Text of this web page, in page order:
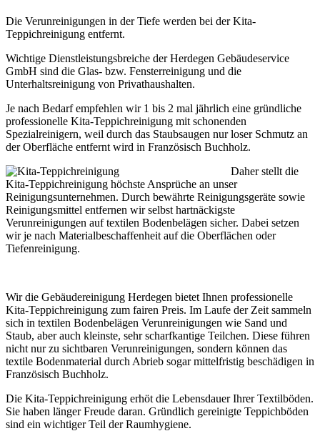
Die Verunreinigungen in der Tiefe werden bei der Kita-
Teppichreinigung entfernt.
Wichtige Dienstleistungsbreiche der Herdegen Gebäudeservice
GmbH sind die Glas- bzw. Fensterreinigung und die
Unterhaltsreinigung von Privathaushalten.
Je nach Bedarf empfehlen wir 1 bis 2 mal jährlich eine gründliche
professionelle Kita-Teppichreinigung mit schonenden
Spezialreinigern, weil durch das Staubsaugen nur loser Schmutz an
der Oberfläche entfernt wird in Französisch Buchholz.
Daher stellt die
Kita-Teppichreinigung höchste Ansprüche an unser
Reinigungsunternehmen. Durch bewährte Reinigungsgeräte sowie
Reinigungsmittel entfernen wir selbst hartnäckigste
Verunreinigungen auf textilen Bodenbelägen sicher. Dabei setzen
wir je nach Materialbeschaffenheit auf die Oberflächen oder
Tiefenreinigung.
Wir die Gebäudereinigung Herdegen bietet Ihnen professionelle
Kita-Teppichreinigung zum fairen Preis. Im Laufe der Zeit sammeln
sich in textilen Bodenbelägen Verunreinigungen wie Sand und
Staub, aber auch kleinste, sehr scharfkantige Teilchen. Diese führen
nicht nur zu sichtbaren Verunreinigungen, sondern können das
textile Bodenmaterial durch Abrieb sogar mittelfristig beschädigen in
Französisch Buchholz.
Die Kita-Teppichreinigung erhöt die Lebensdauer Ihrer Textilböden.
Sie haben länger Freude daran. Gründlich gereinigte Teppichböden
sind ein wichtiger Teil der Raumhygiene.